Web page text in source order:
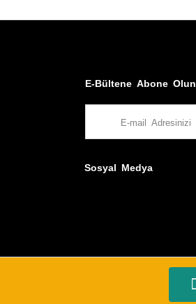
E-Bültene Abone Olun
Sosyal Medya